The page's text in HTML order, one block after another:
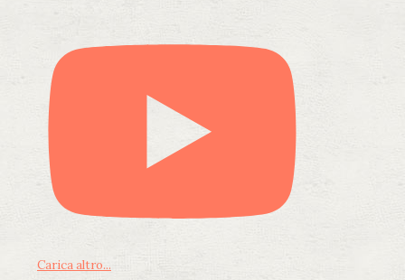
Carica altro...